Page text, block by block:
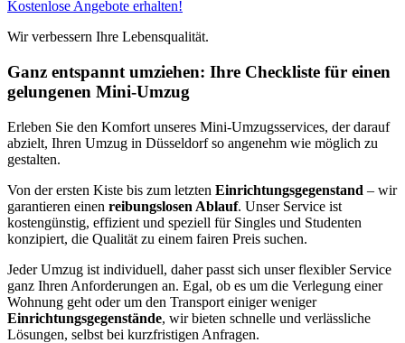
Kostenlose Angebote erhalten!
Wir verbessern Ihre Lebensqualität.
Ganz entspannt umziehen: Ihre Checkliste für einen
gelungenen Mini-Umzug
Erleben Sie den Komfort unseres Mini-Umzugsservices, der darauf
abzielt, Ihren Umzug in Düsseldorf so angenehm wie möglich zu
gestalten.
Von der ersten Kiste bis zum letzten Einrichtungsgegenstand – wir
garantieren einen reibungslosen Ablauf. Unser Service ist
kostengünstig, effizient und speziell für Singles und Studenten
konzipiert, die Qualität zu einem fairen Preis suchen.
Jeder Umzug ist individuell, daher passt sich unser flexibler Service
ganz Ihren Anforderungen an. Egal, ob es um die Verlegung einer
Wohnung geht oder um den Transport einiger weniger
Einrichtungsgegenstände, wir bieten schnelle und verlässliche
Lösungen, selbst bei kurzfristigen Anfragen.